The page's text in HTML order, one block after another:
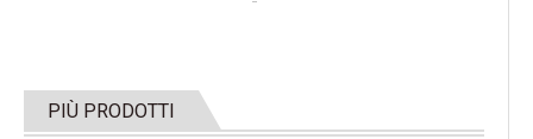
PIÙ PRODOTTI